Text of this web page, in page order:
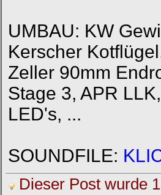
die
nachfolgenden
Felder
Deinen
und
Kennwort
ein,
um
Dich
einzuloggen.
UMBAU: KW
Kerscher
Zeller 90mm
Stage 3, APR
LED's, ...
SOUNDFILE:
Dieser Post wurde